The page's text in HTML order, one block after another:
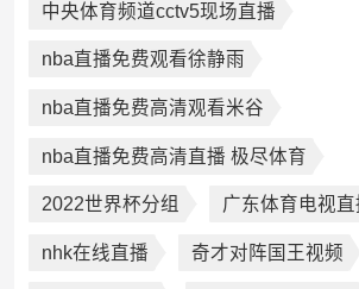
中央体育频道cctv5现场直播
nba直播免费观看徐静雨
nba直播免费高清观看米谷
nba直播免费高清直播 极尽体育
2022世界杯分组 广东体育电视直
nhk在线直播 奇才对阵国王视频